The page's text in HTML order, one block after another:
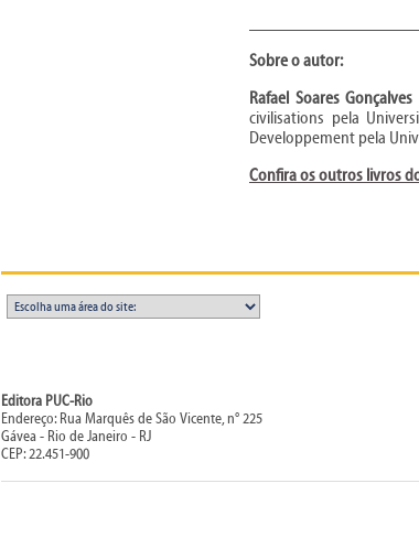
Sobre o autor:
Rafael Soares Gonçalves
civilisations pela
Developpement pela
Confira os outros livros
Editora PUC-Rio
Endereço: Rua Marquês de São Vicente, n° 225
Gávea - Rio de Janeiro - RJ
CEP: 22.451-900